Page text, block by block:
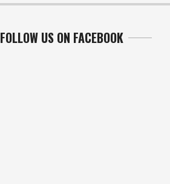
FOLLOW US ON FACEBOOK